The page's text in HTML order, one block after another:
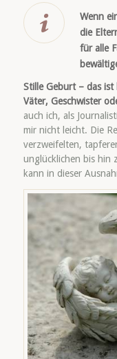
Wenn
die
für alle
Stille Geburt – das
Väter, Geschwister
auch ich, als
mir nicht leicht. Die
verzweifelten,
unglücklichen bis hin
kann in dieser